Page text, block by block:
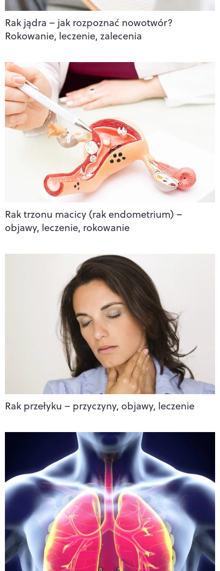
Rak jądra – jak rozpoznać nowotwór?
Rokowanie, leczenie, zalecenia
Rak trzonu macicy (rak endometrium) –
objawy, leczenie, rokowanie
Rak przełyku – przyczyny, objawy, leczenie